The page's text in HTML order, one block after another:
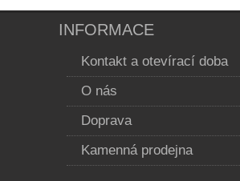
INFORMACE
Kontakt a otevírací doba
O nás
Doprava
Kamenná prodejna